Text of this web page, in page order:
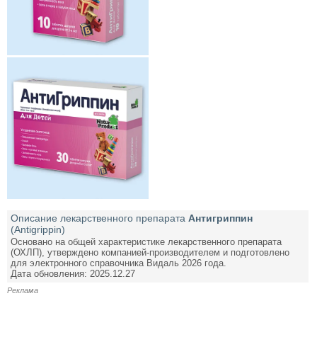
Описание лекарственного препарата Антигриппин
(Antigrippin)
Основано на общей характеристике лекарственного препарата
(ОХЛП), утверждено компанией-производителем и подготовлено
для электронного справочника Видаль 2026 года.
Дата обновления: 2025.12.27
Реклама